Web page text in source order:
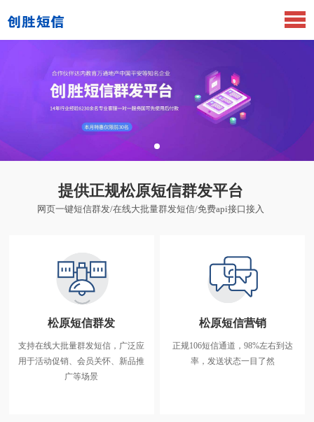
提供正规松原短信群发平台
网页一键短信群发/在线大批量群发短信/免费api接口接入
松原短信群发
支持在线大批量群发短信，广泛应
用于活动促销、会员关怀、新品推
广等场景
松原短信群发
松原短信营销
正规106短信通道，98%左右到达
率，发送状态一目了然